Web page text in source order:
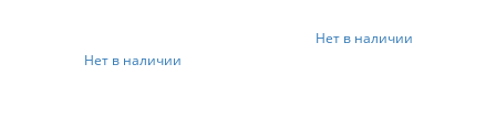
Нет в наличии
Нет в наличии